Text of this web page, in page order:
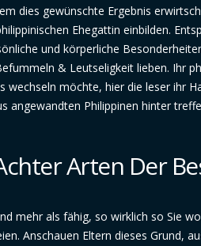
dies gewünschte Ergebnis
Ehegattin einbilden.
und körperliche
& Leutseligkeit lieben. Ihr
wechseln möchte, hier die leser ihr
angewandten Philippinen hinter
Arten Der
mehr als fähig, so wirklich so Sie
Anschauen Eltern dieses Grund,